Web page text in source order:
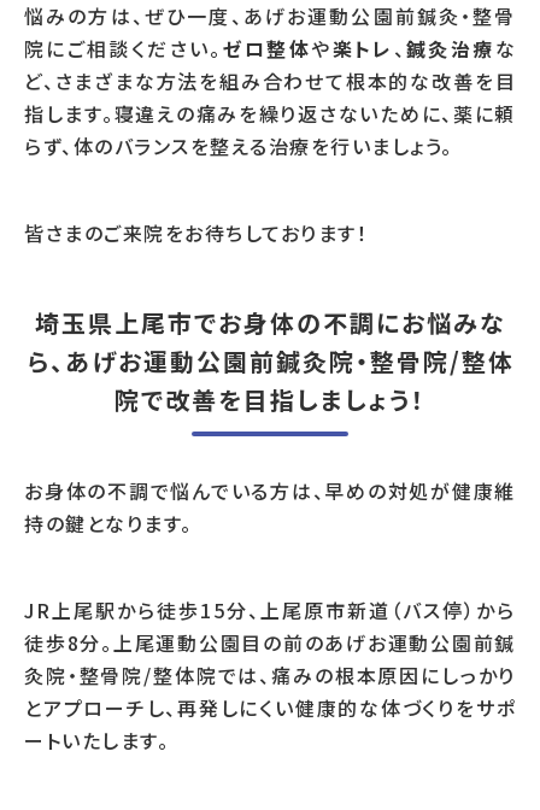
悩みの方は、ぜひ一度、あげお運動公園前鍼灸・整骨
院にご相談ください。 ゼロ整体や楽トレ 、鍼灸治療な
ど、さまざまな方法を組み合わせて根本的な改善を目
指します。寝違えの痛みを繰り返さないために、薬に頼
らず、体のバランスを整える治療を行いましょう。
皆さまのご来院をお待ちしております！
埼玉県上尾市でお身体の不調にお悩みな
ら、あげお運動公園前鍼灸院・整骨院/整体
院で改善を目指しましょう！
お身体の不調で悩んでいる方は、早めの対処が健康維
持の鍵となります。
JR上尾駅から徒歩15分、上尾原市新道（バス停）から
徒歩8分。上尾運動公園目の前のあげお運動公園前鍼
灸院・整骨院/整体院では、痛みの根本原因にしっかり
とアプローチし、再発しにくい健康的な体づくりをサポ
ートいたします。